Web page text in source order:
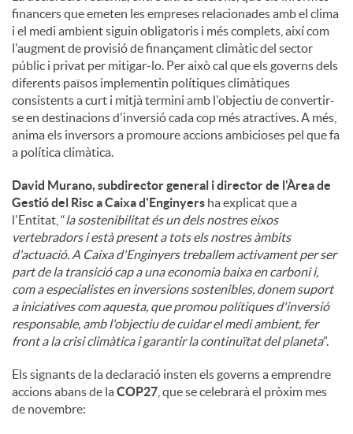
financers que emeten les empreses relacionades amb el clima
i el medi ambient siguin obligatoris i més complets, així com
l'augment de provisió de finançament climàtic del sector
públic i privat per mitigar-lo. Per això cal que els governs dels
diferents països implementin polítiques climàtiques
consistents a curt i mitjà termini amb l'objectiu de convertir-
se en destinacions d'inversió cada cop més atractives. A més,
anima els inversors a promoure accions ambicioses pel que fa
a política climàtica.
David Murano, subdirector general i director de l'Àrea de
Gestió del Risc a Caixa d'Enginyers ha explicat que a
l'Entitat, “la sostenibilitat és un dels nostres eixos
vertebradors i està present a tots els nostres àmbits
d'actuació. A Caixa d'Enginyers treballem activament per ser
part de la transició cap a una economia baixa en carboni i,
com a especialistes en inversions sostenibles, donem suport
a iniciatives com aquesta, que promou polítiques d'inversió
responsable, amb l'objectiu de cuidar el medi ambient, fer
front a la crisi climàtica i garantir la continuïtat del planeta”.
Els signants de la declaració insten els governs a emprendre
accions abans de laCOP27 , que se celebrarà el pròxim mes
de novembre: